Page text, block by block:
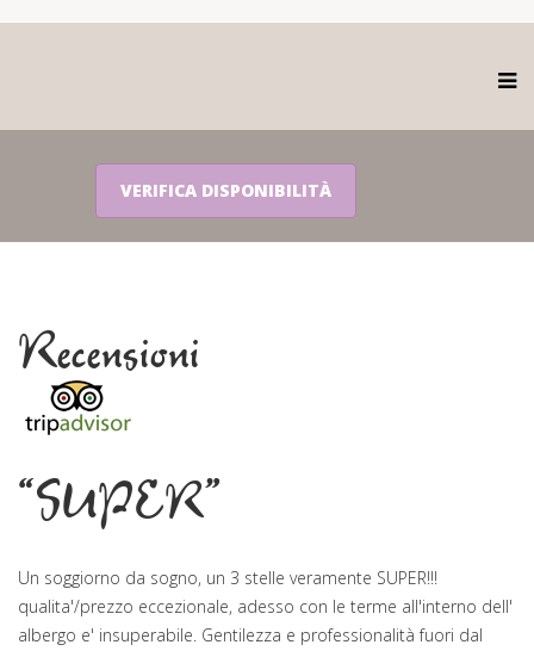
Recensioni
“SUPER”
Un soggiorno da sogno, un 3 stelle veramente SUPER!!!
qualita'/prezzo eccezionale, adesso con le terme all'interno dell'
albergo e' insuperabile. Gentilezza e professionalità fuori dal